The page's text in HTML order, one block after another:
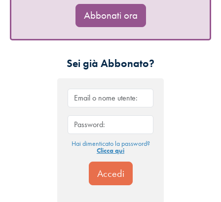
Abbonati ora
Sei già Abbonato?
Hai dimenticato la password?
Clicca qui